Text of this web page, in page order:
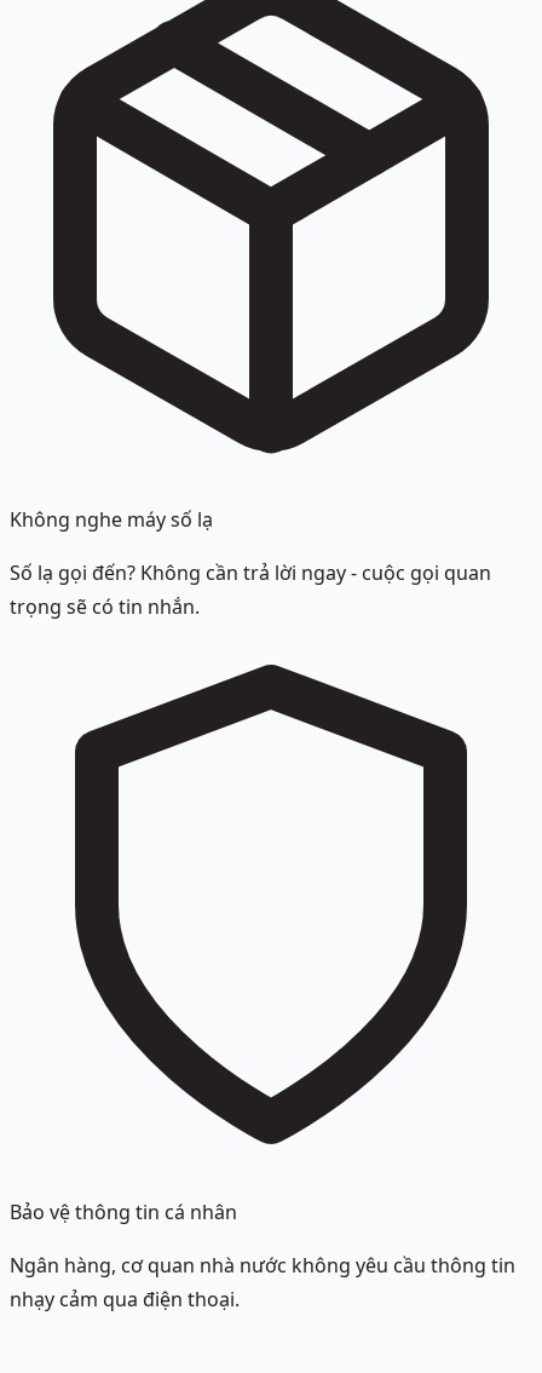
Không nghe máy số lạ
Số lạ gọi đến? Không cần trả lời ngay - cuộc gọi quan
trọng sẽ có tin nhắn.
Bảo vệ thông tin cá nhân
Ngân hàng, cơ quan nhà nước không yêu cầu thông tin
nhạy cảm qua điện thoại.